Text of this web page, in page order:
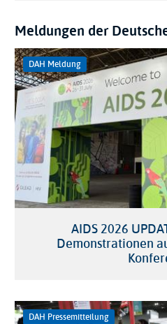
Meldungen der
DAH Meldung
AIDS 2026
Demonstrationen
DAH Pressemitteilung